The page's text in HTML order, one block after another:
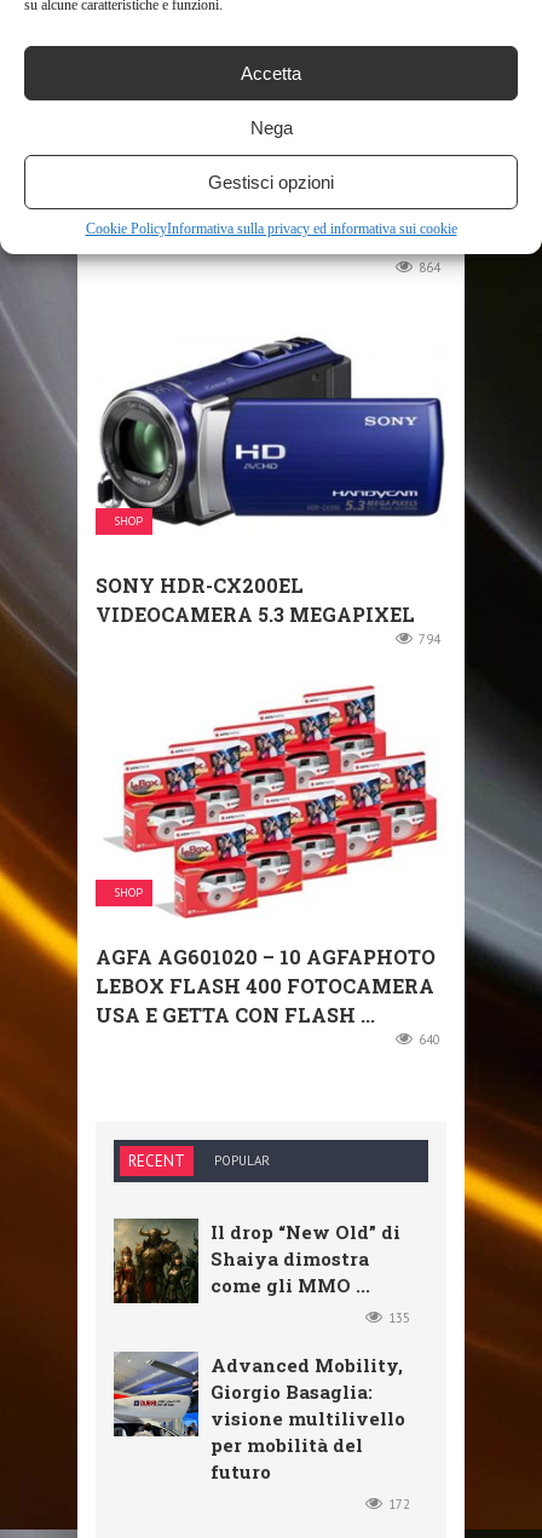
su alcune caratteristiche e funzioni.
Accetta
Nega
Gestisci opzioni
Cookie PolicyInformativa sulla privacy ed informativa sui cookie
HEEGOMN 1080P PIENO HD
VIDEOCAMERA DIGITALE
CAMBRELLO, 1920 X1080P 30FPS ...
864
SHOP
SONY HDR-CX200EL
VIDEOCAMERA 5.3 MEGAPIXEL
794
SHOP
AGFA AG601020 – 10 AGFAPHOTO
LEBOX FLASH 400 FOTOCAMERA
USA E GETTA CON FLASH ...
640
RECENT POPULAR
Il drop “New Old” di
Shaiya dimostra
come gli MMO ...
135
Advanced Mobility,
Giorgio Basaglia:
visione multilivello
per mobilità del
futuro
172